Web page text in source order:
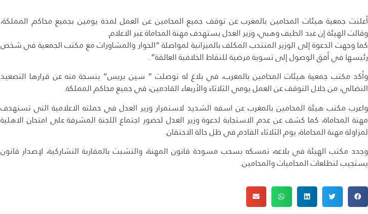
أعلنت جمعية هيئات المحامين بالمغرب عن توقف جميع المحامين عن العمل لمدة يومين بجميع محاكم المملكة،
وقالت الهيئة إن عبد الطيف وهبي، وزير العدل يستهدف مهنة المحاماة عبر الاعلام.
كما وجهت الدعوة إلى الوزير المنتدب المكلف بالميزانية لمواصلة “الحوار والمشاورات مع مكتب الجمعية في شخص
رئيسها في أفق الوصول إلى تسوية مرضية للنقاط الخلافية العالقة”.
وأكد مكتب جمعية هيئات المحامين بالمغرب، في بلاغ له توصلت ” سين بريس” بنسخة منه عن قرارها التصعيد
النضالي، من خلال التوقف عن العمل يومي الثلاثاء والأربعاء القادمين، في جميع محاكم المملكة.
واعرب مكتب هيئة المحامين بالمغرب عن اسفه الشديد لاستمرار وزير العدل في حملته الاعلامية التي تستهدف
مهنة المحاماة، كما كشف عن عدم الاستجابة لدعوة وزير العدل لحضور اجتماع اللجنة المشرفة على امتحان الاهلية
لمزاولة مهنة المحاماة، يوم الثلاثاء القادم في ظل حالة الاحتقان.
وجدد مكتب الهيئة في بلاغه، تمسكه بسحب مسودة قانون المهنة، والتشبت بالمقاربة التشاركية، لإصدار قانون
يستجيب لتطلعات المحاميات والمحامين.